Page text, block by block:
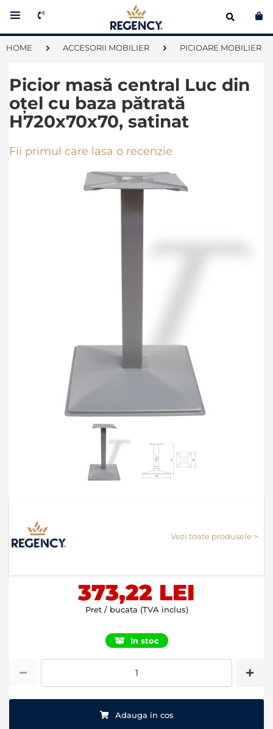
HOME ACCESORII MOBILIER PICIOARE MOBILIER
beginning
of
images
Vezi toate produsele >
Picior masă central Luc din
oțel cu baza pătrată
H720x70x70, satinat
Fii primul care lasa o recenzie
373,22 LEI
Pret / bucata (TVA inclus)
In stoc
Adauga in cos